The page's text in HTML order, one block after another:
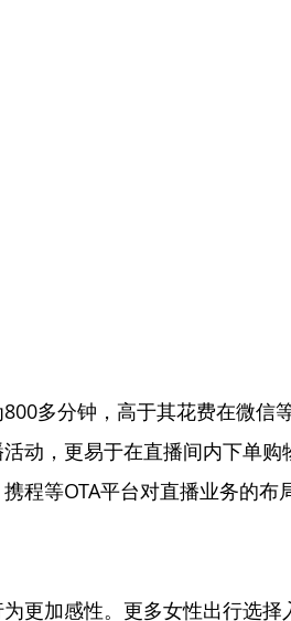
多分钟，高于其花费在微信
动，更易于在直播间内下单购
程等OTA平台对直播业务的布
更加感性。更多女性出行选择